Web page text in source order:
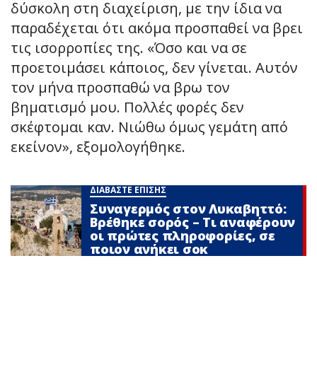
δύσκολη στη διαχείριση, με την ίδια να
παραδέχεται ότι ακόμα προσπαθεί να βρει
τις ισορροπίες της. «Όσο και να σε
προετοιμάσει κάποιος, δεν γίνεται. Αυτόν
τον μήνα προσπαθώ να βρω τον
βηματισμό μου. Πολλές φορές δεν
σκέφτομαι καν. Νιώθω όμως γεμάτη από
εκείνον», εξομολογήθηκε.
ΔΙΑΒΑΣΤΕ ΕΠΙΣΗΣ
Συναγερμός στον Λυκαβηττό:
Βρέθηκε σορός – Τι αναφέρουν
οι πρώτες πληροφορίες, σε
ποιον ανήκει σoκ